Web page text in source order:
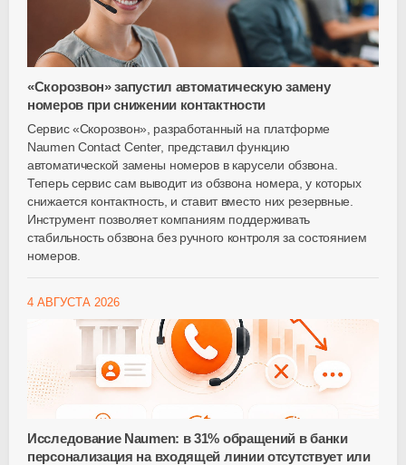
«Скорозвон» запустил автоматическую замену
номеров при снижении контактности
Сервис «Скорозвон», разработанный на платформе
Naumen Contact Center, представил функцию
автоматической замены номеров в карусели обзвона.
Теперь сервис сам выводит из обзвона номера, у которых
снижается контактность, и ставит вместо них резервные.
Инструмент позволяет компаниям поддерживать
стабильность обзвона без ручного контроля за состоянием
номеров.
4 АВГУСТА 2026
Исследование Naumen: в 31% обращений в банки
персонализация на входящей линии отсутствует или